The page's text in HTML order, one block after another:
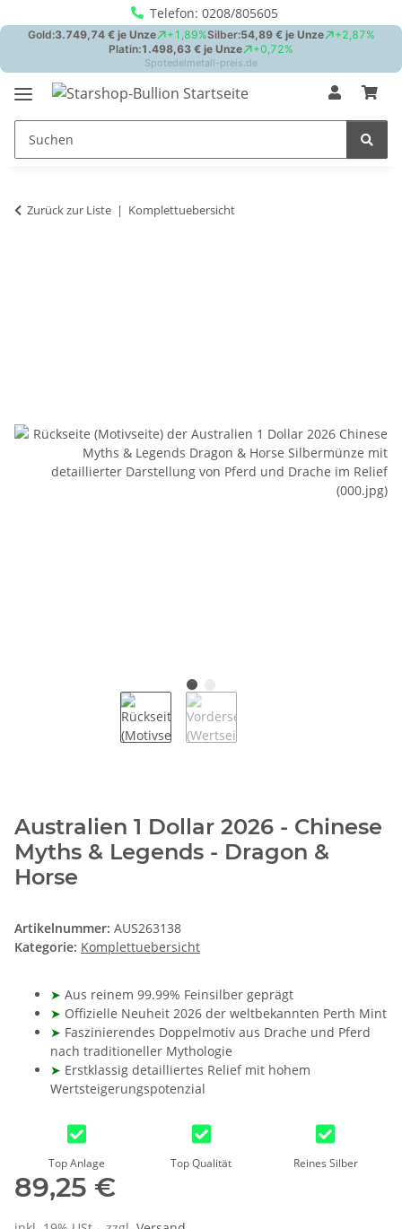
Telefon: 0208/805605
Zurück zur Liste Komplettuebersicht
Australien 1 Dollar 2026 - Chinese
Myths & Legends - Dragon &
Horse
Artikelnummer: AUS263138
Kategorie: Komplettuebersicht
➤ Aus reinem 99.99% Feinsilber geprägt
➤ Offizielle Neuheit 2026 der weltbekannten Perth Mint
➤ Faszinierendes Doppelmotiv aus Drache und Pferd
nach traditioneller Mythologie
➤ Erstklassig detailliertes Relief mit hohem
Wertsteigerungspotenzial
Top Anlage Top Qualität Reines Silber
89,25 €